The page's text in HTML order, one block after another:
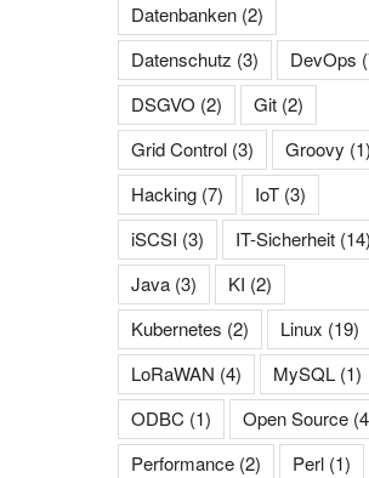
Datenbanken (2)
Datenschutz (3) DevOps
DSGVO (2) Git (2)
Grid Control (3) Groovy (1)
Hacking (7) IoT (3)
iSCSI (3) IT-Sicherheit (14)
Java (3) KI (2)
Kubernetes (2) Linux (19)
LoRaWAN (4) MySQL (1)
ODBC (1) Open Source
Performance (2) Perl (1)